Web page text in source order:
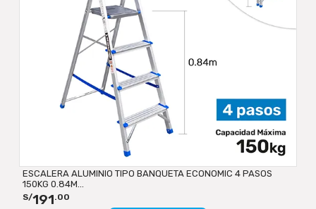
ESCALERA ALUMINIO TIPO BANQUETA ECONOMIC 4 PASOS
150KG 0.84M...
S/191.00